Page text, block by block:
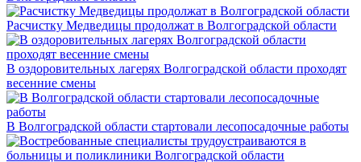
Расчистку Медведицы продолжат в Волгоградской области
В оздоровительных лагерях Волгоградской области проходят
весенние смены
В Волгоградской области стартовали лесопосадочные работы